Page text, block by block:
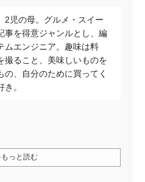
2児の母。グルメ・スイー
事を得意ジャンルとし、編
ムエンジニア。趣味は料
撮ること、美味しいものを
、自分のために買ってく
。
っと読む